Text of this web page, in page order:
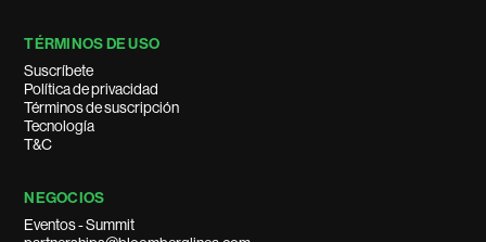
TÉRMINOS DE USO
Suscríbete
Política de privacidad
Términos de suscripción
Tecnología
T&C
NEGOCIOS
Eventos - Summit